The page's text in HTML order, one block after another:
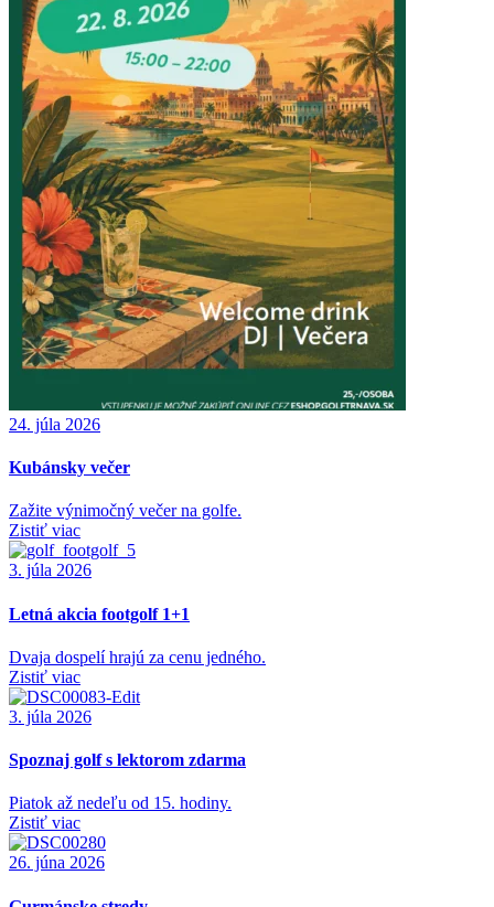
24. júla 2026
Kubánsky večer
Zažite výnimočný večer na golfe.
Zistiť viac
3. júla 2026
Letná akcia footgolf 1+1
Dvaja dospelí hrajú za cenu jedného.
Zistiť viac
3. júla 2026
Spoznaj golf s lektorom zdarma
Piatok až nedeľu od 15. hodiny.
Zistiť viac
26. júna 2026